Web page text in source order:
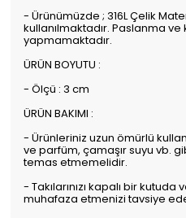
- Ürünümüzde ; 316L Çelik
kullanılmaktadır. Paslanma
yapmamaktadır.
ÜRÜN BOYUTU :
- Ölçü : 3 cm
ÜRÜN BAKIMI :
- Ürünleriniz uzun ömürlü
ve parfüm, çamaşır suyu vb.
temas etmemelidir.
- Takılarınızı kapalı bir
muhafaza etmenizi tavsiye